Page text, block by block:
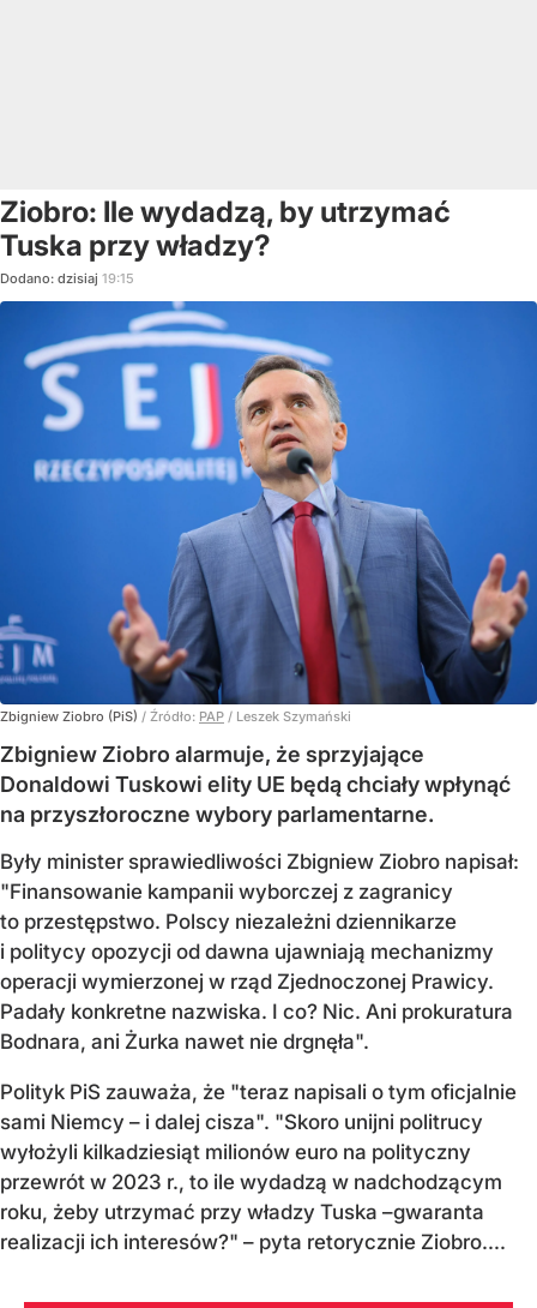
Ziobro: Ile wydadzą, by utrzymać
Tuska przy władzy?
Dodano: dzisiaj 19:15
Zbigniew Ziobro (PiS) / Źródło: PAP / Leszek Szymański
Zbigniew Ziobro alarmuje, że sprzyjające
Donaldowi Tuskowi elity UE będą chciały wpłynąć
na przyszłoroczne wybory parlamentarne.
Były minister sprawiedliwości Zbigniew Ziobro napisał:
"Finansowanie kampanii wyborczej z zagranicy
to przestępstwo. Polscy niezależni dziennikarze
i politycy opozycji od dawna ujawniają mechanizmy
operacji wymierzonej w rząd Zjednoczonej Prawicy.
Padały konkretne nazwiska. I co? Nic. Ani prokuratura
Bodnara, ani Żurka nawet nie drgnęła".
Polityk PiS zauważa, że "teraz napisali o tym oficjalnie
sami Niemcy – i dalej cisza". "Skoro unijni politrucy
wyłożyli kilkadziesiąt milionów euro na polityczny
przewrót w 2023 r., to ile wydadzą w nadchodzącym
roku, żeby utrzymać przy władzy Tuska –gwaranta
realizacji ich interesów?" – pyta retorycznie Ziobro....